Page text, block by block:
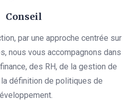
Conseil
par une approche centrée sur
nous vous accompagnons dans
des RH, de la gestion de
définition de politiques de